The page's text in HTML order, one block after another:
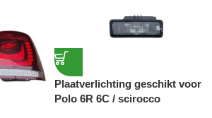
Plaatverlichting geschikt voor
Polo 6R 6C / scirocco